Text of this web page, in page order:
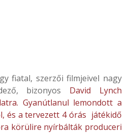
fiatal, szerzői filmjeivel nagy
bizonyos David Lynch
Gyanútlanul lemondott a
és a tervezett 4 órás játékidő
körülire nyírbálták produceri